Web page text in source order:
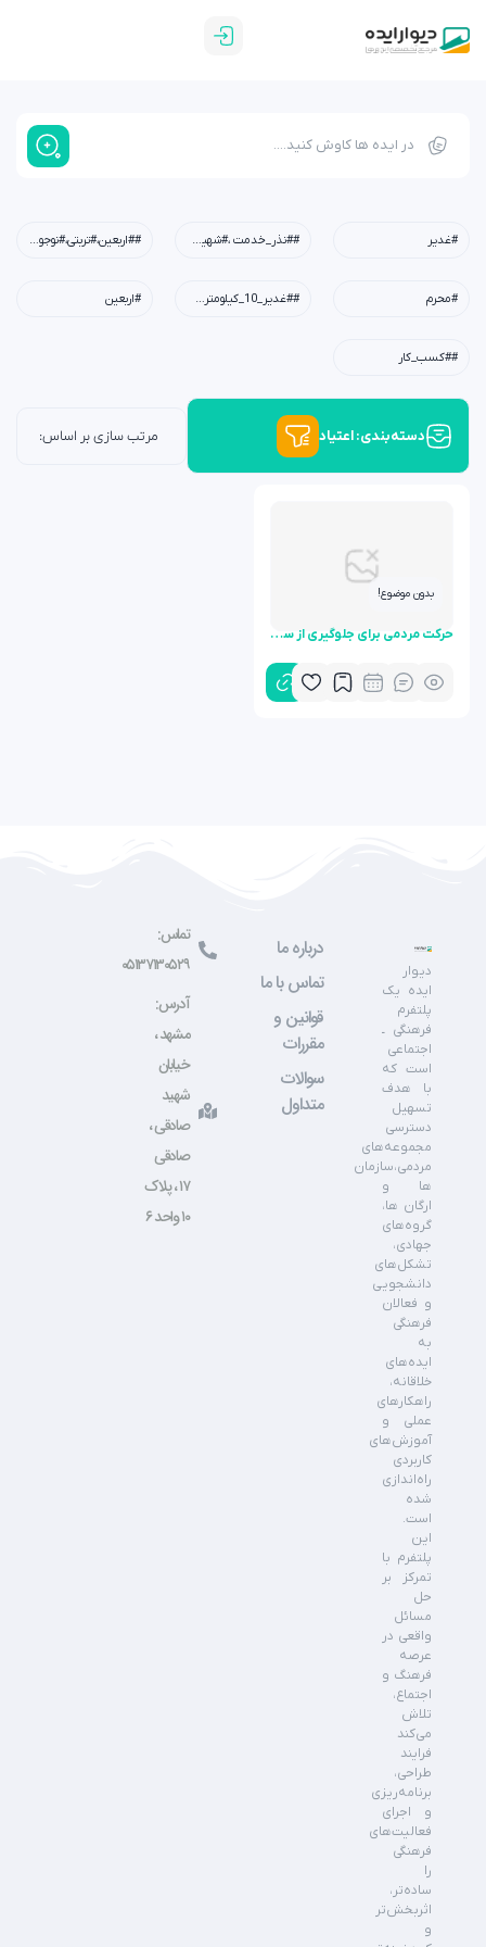
#غدیر ##نذر_خدمت ،#شهیدابراهیم_رئیسی،#شهید_خدمت،#معلم،#دبستان،#چله_خدمت ##اربعین،#تربتی،#نوجوان،#امید،#کربلا،#خانواده،#فرهنگی
#محرم ##غدیر_10_کیلومتری،#عید_غدیر،#کودکان،#نوجوانان،#جوانان،#محله،#خانوادگی،#مسجد،#امام_علی(ع) #اربعین
##کسب_کار
دسته‌بندی: اعتیاد
بدون موضوع!
حرکت مردمی برای جلوگیری از سیگار کشیدن
دیوار
ایده یک
پلتفرم
فرهنگی ـ
اجتماعی
است که
با هدف
تسهیل
دسترسی
مجموعه‌های
مردمی،سازمان
ها و
ارگان ها،
گروه‌های
جهادی،
تشکل‌های
دانشجویی
و فعالان
فرهنگی
به
ایده‌های
خلاقانه،
راهکارهای
عملی و
آموزش‌های
کاربردی
راه‌اندازی
شده
است.
این
پلتفرم با
تمرکز بر
حل
مسائل
واقعی در
عرصه
فرهنگ و
اجتماع،
تلاش
می‌کند
فرایند
طراحی،
برنامه‌ریزی
و اجرای
فعالیت‌های
فرهنگی
را
ساده‌تر،
اثربخش‌تر
و
درباره ما
تماس با ما
قوانین و
مقررات
سوالات
متداول
تماس:
۰۵۱۳۷۱۳۰۵۲۹
آدرس:
مشهد ،
خیابان
شهید
صادقی ،
صادقی
۱۷ ، پلاک
۱۰ واحد ۶